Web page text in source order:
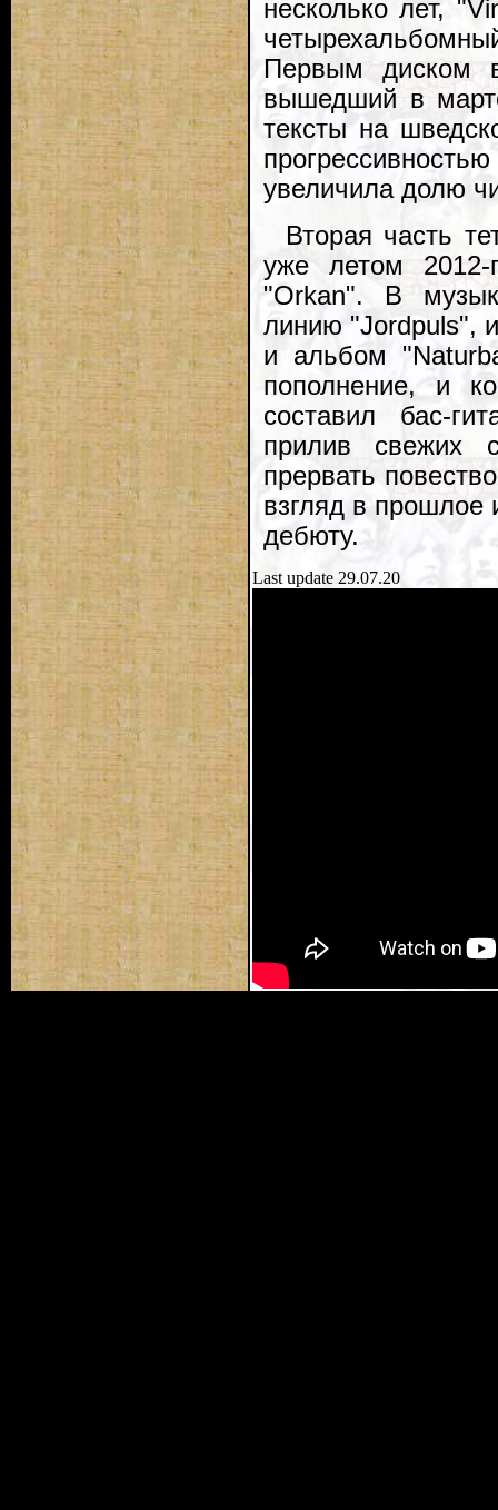
несколько лет,
Первым диском
вышедший в
тексты на
увеличила долю
Вторая часть
уже летом 2012-
"Orkan". В
линию "Jordpuls",
и альбом
пополнение, и
составил бас-
прилив свежих
прервать
взгляд в прошлое
дебюту.
Last update 29.07.20